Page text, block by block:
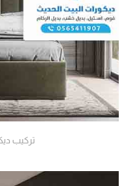
تركيب